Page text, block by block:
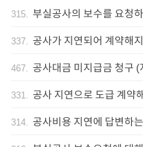
315. 부실공사의 보수를 요청
337. 공사가 지연되어 계약해
467. 공사대금 미지급금 청구
331. 공사 지연으로 도급 계약
314. 공사비용 지연에 답변하